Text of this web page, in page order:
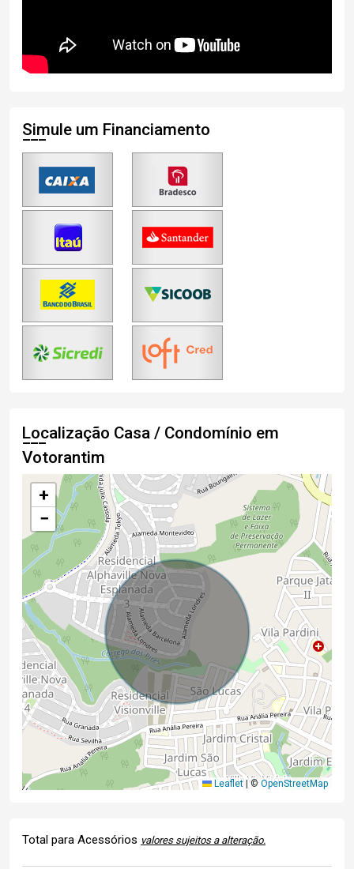
Simule um Financiamento
Localização Casa / Condomínio em
Votorantim
+
−
Leaflet |©OpenStreetMap
Total para Acessórios valores sujeitos a alteração.